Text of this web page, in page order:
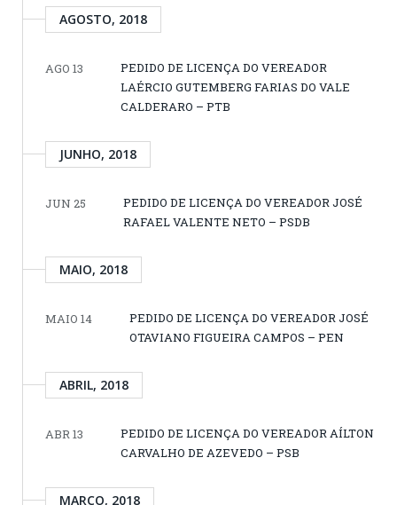
AGOSTO, 2018
AGO 13
PEDIDO DE LICENÇA DO VEREADOR
LAÉRCIO GUTEMBERG FARIAS DO VALE
CALDERARO – PTB
JUNHO, 2018
JUN 25
PEDIDO DE LICENÇA DO VEREADOR JOSÉ
RAFAEL VALENTE NETO – PSDB
MAIO, 2018
MAIO 14
PEDIDO DE LICENÇA DO VEREADOR JOSÉ
OTAVIANO FIGUEIRA CAMPOS – PEN
ABRIL, 2018
ABR 13
PEDIDO DE LICENÇA DO VEREADOR AÍLTON
CARVALHO DE AZEVEDO – PSB
MARÇO, 2018